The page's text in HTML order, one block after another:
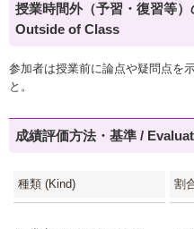
授業時間外（予習・復習等
Outside of Class
参加者は授業前に論点や疑問点を
と。
成績評価方法・基準 /
種類 (Kind) 割